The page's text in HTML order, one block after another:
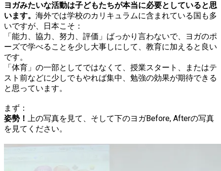
ヨガみたいな活動は子どもたちが本当に必要としていると思
います。 海外では学校のカリキュラムに含まれている国も多
いですが、日本こそ：
「能力、協力、努力、評価」ばっかり言わないで、ヨガのポ
ーズで学べることを少し大事しにして、教育に加えると良い
です。
「体育」の一部としてではなくて、授業スタート、またはテ
スト前などに少しでもやれば集中、勉強の効果が期待できる
と思っています。
まず：
姿勢！ 上の写真を見て、そして下のヨガBefore, Afterの写真
を見てください。